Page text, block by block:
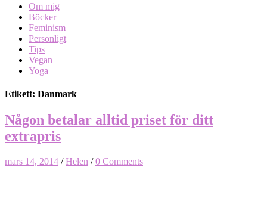
Om mig
Böcker
Feminism
Personligt
Tips
Vegan
Yoga
Etikett: Danmark
Någon betalar alltid priset för ditt
extrapris
mars 14, 2014 /Helen /0 Comments